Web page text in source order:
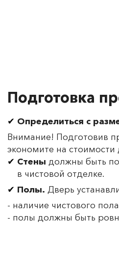
Подготовка
Определиться с
Внимание! Подготовив
экономите на стоимости
Стены должны быть
в чистовой отделке.
Полы. Дверь
- наличие чистового
- полы должны быть